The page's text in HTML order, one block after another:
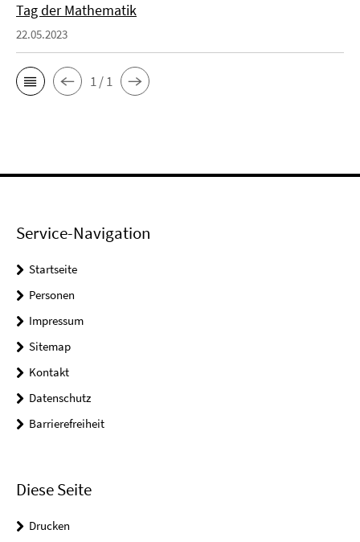
Tag der Mathematik
22.05.2023
1 / 1
Service-Navigation
Startseite
Personen
Impressum
Sitemap
Kontakt
Datenschutz
Barrierefreiheit
Diese Seite
Drucken